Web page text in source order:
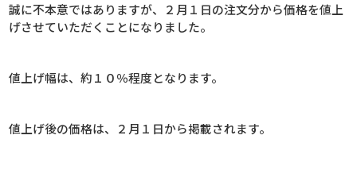
誠に不本意ではありますが、２月１日の注文分から価格を値上
げさせていただくことになりました。
値上げ幅は、約１０％程度となります。
値上げ後の価格は、２月１日から掲載されます。